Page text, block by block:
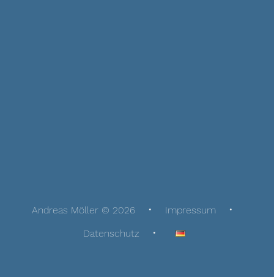
Andreas Möller © 2026
Impressum
Datenschutz